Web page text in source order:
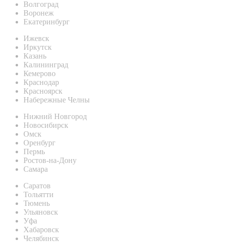
Волгоград
Воронеж
Екатеринбург
Ижевск
Иркутск
Казань
Калининград
Кемерово
Краснодар
Красноярск
Набережные Челны
Нижний Новгород
Новосибирск
Омск
Оренбург
Пермь
Ростов-на-Дону
Самара
Саратов
Тольятти
Тюмень
Ульяновск
Уфа
Хабаровск
Челябинск